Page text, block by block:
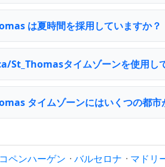
は夏時間を採用していますか？
St_Thomasタイムゾーンを使用し
タイムゾーンにはいくつの都市
コペンハーゲン · バルセロナ · マドリ